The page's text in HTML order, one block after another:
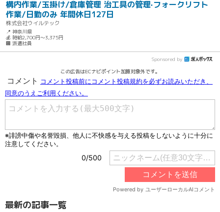
構内作業/玉掛け/倉庫管理 治工具の管理·フォークリフト
作業/日勤のみ 年間休日127日
株式会社ウイルテック
📍 神奈川県
💰 時給2,700円～3,375円
🏢 派遣社員
Sponsored by
この広告はECナビポイント加算対象外です。
最新の記事一覧